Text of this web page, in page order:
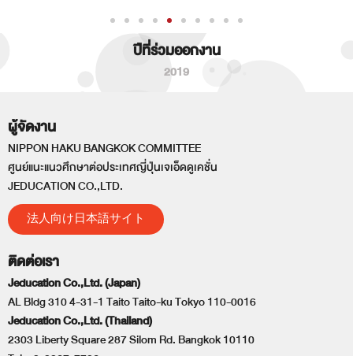
ปีที่ร่วมออกงาน
2019
ผู้จัดงาน
NIPPON HAKU BANGKOK COMMITTEE
ศูนย์แนะแนวศึกษาต่อประเทศญี่ปุ่นเจเอ็ดดูเคชั่น
JEDUCATION CO.,LTD.
法人向け日本語サイト
ติดต่อเรา
Jeducation Co.,Ltd. (Japan)
AL Bldg 310 4-31-1 Taito Taito-ku Tokyo 110-0016
Jeducation Co.,Ltd. (Thailand)
2303 Liberty Square 287 Silom Rd. Bangkok 10110